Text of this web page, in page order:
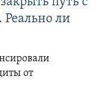
ли
от